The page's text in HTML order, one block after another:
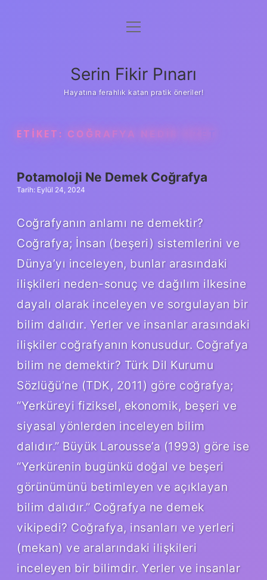
Gizlilik Politikası
Yasal Uyarı
menüyü
Serin Fikir Pınarı
Hayatına ferahlık katan pratik öneriler!
ETIKET: COĞRAFYA NEDIR ÖZET
Potamoloji Ne Demek Coğrafya
Tarih: Eylül 24, 2024
Coğrafyanın anlamı ne demektir?
Coğrafya; İnsan (beşeri) sistemlerini ve
Dünya’yı inceleyen, bunlar arasındaki
ilişkileri neden-sonuç ve dağılım ilkesine
dayalı olarak inceleyen ve sorgulayan bir
bilim dalıdır. Yerler ve insanlar arasındaki
ilişkiler coğrafyanın konusudur. Coğrafya
bilim ne demektir? Türk Dil Kurumu
Sözlüğü’ne (TDK, 2011) göre coğrafya;
“Yerküreyi fiziksel, ekonomik, beşeri ve
siyasal yönlerden inceleyen bilim
dalıdır.” Büyük Larousse’a (1993) göre ise
“Yerkürenin bugünkü doğal ve beşeri
görünümünü betimleyen ve açıklayan
bilim dalıdır.” Coğrafya ne demek
vikipedi? Coğrafya, insanları ve yerleri
(mekan) ve aralarındaki ilişkileri
inceleyen bir bilimdir. Yerler ve insanlar